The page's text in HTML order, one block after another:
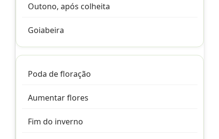
Outono, após colheita
Goiabeira
Poda de floração
Aumentar flores
Fim do inverno